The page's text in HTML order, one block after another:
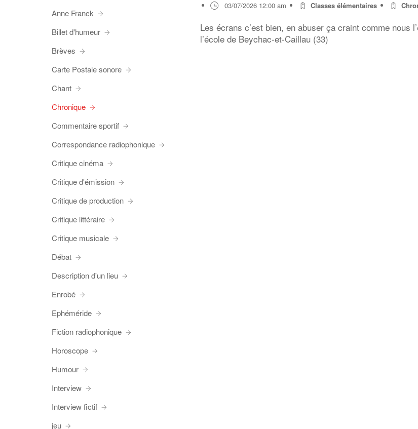
03/07/2026 12:00 am Classes élémentaires
Les écrans c’est bien, en abuser ça craint comme nous
l’école de Beychac-et-Caillau (33)
Anne Franck
Billet d'humeur
Brèves
Carte Postale sonore
Chant
Chronique
Commentaire sportif
Correspondance radiophonique
Critique cinéma
Critique d'émission
Critique de production
Critique littéraire
Critique musicale
Débat
Description d'un lieu
Enrobé
Ephéméride
Fiction radiophonique
Horoscope
Humour
Interview
Interview fictif
jeu